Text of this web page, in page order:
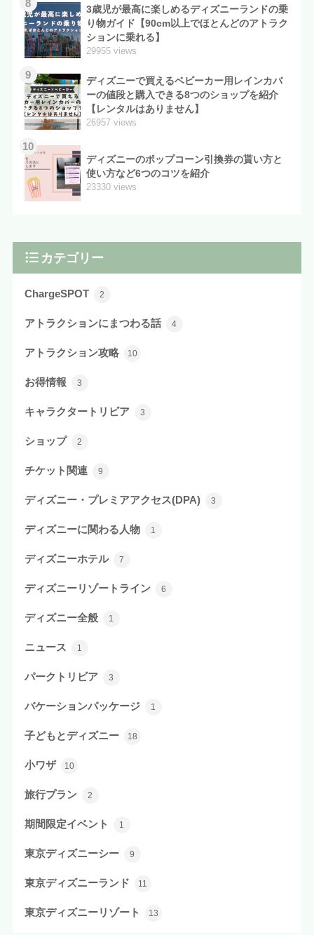
8
3歳児が最高に楽しめるディズニーランドの乗
り物ガイド【90cm以上でほとんどのアトラク
ションに乗れる】
29955 views
9
ディズニーで買えるベビーカー用レインカバ
ーの値段と購入できる8つのショップを紹介
【レンタルはありません】
26957 views
10
ディズニーのポップコーン引換券の貰い方と
使い方など6つのコツを紹介
23330 views
カテゴリー
ChargeSPOT 2
アトラクションにまつわる話 4
アトラクション攻略 10
お得情報 3
キャラクタートリビア 3
ショップ 2
チケット関連 9
ディズニー・プレミアアクセス(DPA) 3
ディズニーに関わる人物 1
ディズニーホテル 7
ディズニーリゾートライン 6
ディズニー全般 1
ニュース 1
パークトリビア 3
バケーションパッケージ 1
子どもとディズニー 18
小ワザ 10
旅行プラン 2
期間限定イベント 1
東京ディズニーシー 9
東京ディズニーランド 11
東京ディズニーリゾート 13